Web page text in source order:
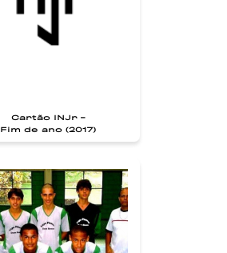
Cartão INJr -
Fim de ano (2017)